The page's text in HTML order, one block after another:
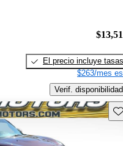
El precio incluye tasas
$263/mes
Verif. disponibilidad